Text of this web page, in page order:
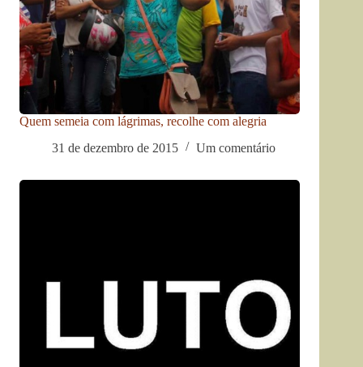
Quem semeia com lágrimas, recolhe com alegria
31 de dezembro de 2015
Um comentário